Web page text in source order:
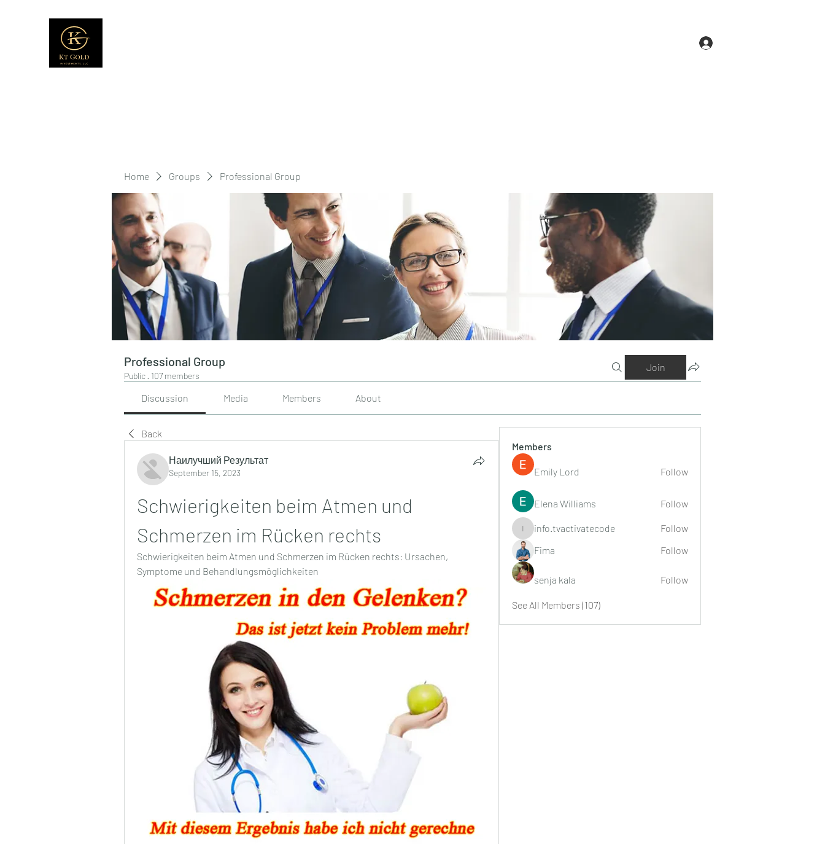
Home Groups Professional Group
Professional Group
Public · 107 members
Join
Discussion Media Members About
Back
Наилучший Результат
September 15, 2023
Schwierigkeiten beim Atmen und
Schmerzen im Rücken rechts
Schwierigkeiten beim Atmen und Schmerzen im Rücken rechts: Ursachen,
Symptome und Behandlungsmöglichkeiten
Members
Emily Lord Follow
Elena Williams Follow
info.tvactivatecode
info.tvactivatecode
Follow
Fima
Follow
senja kala Follow
See All Members (107)